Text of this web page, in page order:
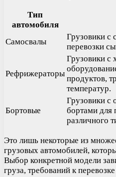
Тип
автомобиля
Самосвалы
Грузовики с
перевозки
Рефрижераторы
Грузовики с
продуктов,
температур.
Бортовые
Грузовики с
бортами для
различного
Это лишь некоторые из
грузовых автомобилей,
Выбор конкретной модели
груза, требований к